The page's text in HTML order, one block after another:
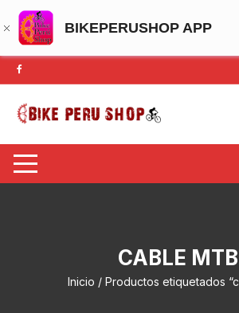
BIKEPERUSHOP APP
Saltar
al
contenido
CABLE MTB
Inicio / Productos etiquetados